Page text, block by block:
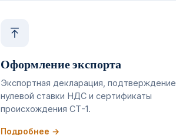
Оформление экспорта
Экспортная декларация, подтверждение
нулевой ставки НДС и сертификаты
происхождения СТ-1.
Подробнее →